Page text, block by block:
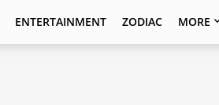
ENTERTAINMENT ZODIAC MORE